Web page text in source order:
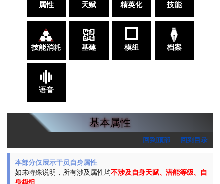
属性 天赋 精英化 技能
技能消耗 基建 模组 档案
语音
基本属性
回到顶部 回到目录
本部分仅展示干员自身属性
如未特殊说明，所有涉及属性均不涉及自身天赋、潜能等级、自
身模组 。